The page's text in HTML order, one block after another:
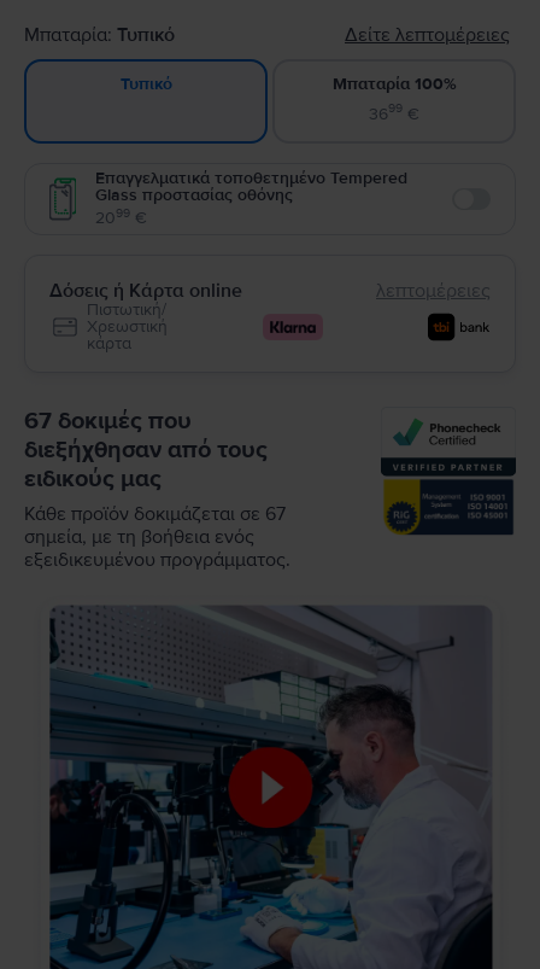
Μπαταρία: Τυπικό Δείτε λεπτομέρειες
Τυπικό
Μπαταρία 100%
3699 €
Επαγγελματικά τοποθετημένο Tempered
Glass προστασίας οθόνης
2099 €
Δόσεις ή Κάρτα online λεπτομέρειες
Πιστωτική/
Χρεωστική
κάρτα
67 δοκιμές που
διεξήχθησαν από τους
ειδικούς μας
Κάθε προϊόν δοκιμάζεται σε 67
σημεία, με τη βοήθεια ενός
εξειδικευμένου προγράμματος.